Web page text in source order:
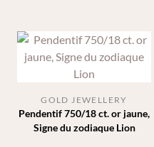
Pendentif 750/18 ct. or jaune,
Signe du zodiaque Lion
GOLD JEWELLERY